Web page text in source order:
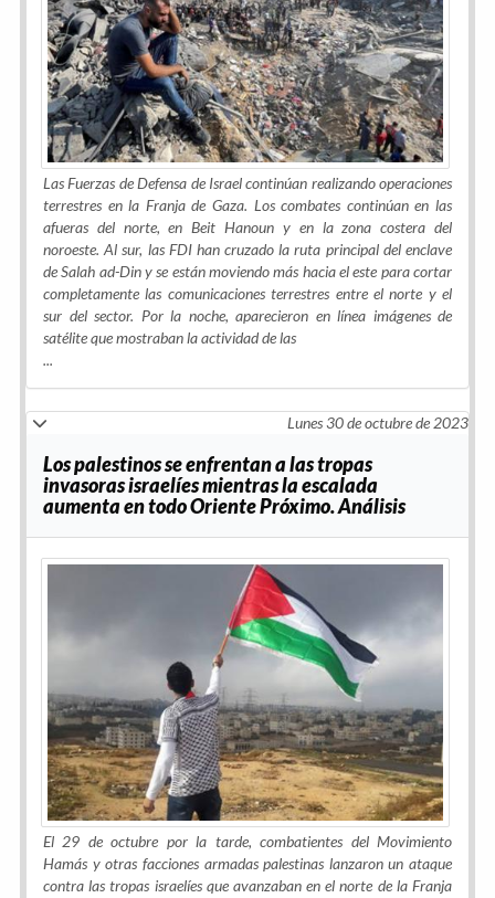
Las Fuerzas de Defensa de Israel continúan realizando operaciones
terrestres en la Franja de Gaza. Los combates continúan en las
afueras del norte, en Beit Hanoun y en la zona costera del
noroeste. Al sur, las FDI han cruzado la ruta principal del enclave
de Salah ad-Din y se están moviendo más hacia el este para cortar
completamente las comunicaciones terrestres entre el norte y el
sur del sector. Por la noche, aparecieron en línea imágenes de
satélite que mostraban la actividad de las
...
Lunes 30 de octubre de 2023
Los palestinos se enfrentan a las tropas
invasoras israelíes mientras la escalada
aumenta en todo Oriente Próximo. Análisis
El 29 de octubre por la tarde, combatientes del Movimiento
Hamás y otras facciones armadas palestinas lanzaron un ataque
contra las tropas israelíes que avanzaban en el norte de la Franja